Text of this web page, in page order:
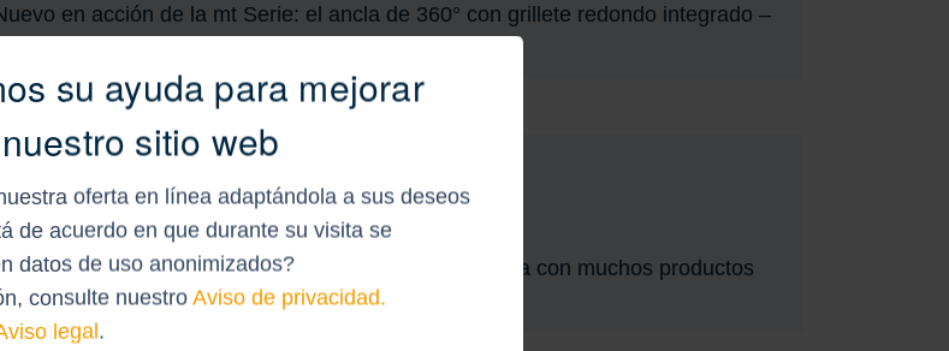
en acción de la mt Serie: el ancla de 360° con grillete redondo integrado –
libre.
principios de año. Hemos ampliado nuestra gama con muchos productos
y una selección aún mayor para sus proyectos.
su ayuda para mejorar
nuestro sitio web
oferta en línea adaptándola a sus deseos
de acuerdo en que durante su visita se
datos de uso anonimizados?
consulte nuestro Aviso de privacidad.
legal.